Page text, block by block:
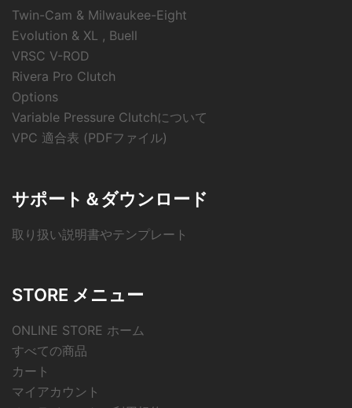
Twin-Cam & Milwaukee-Eight
Evolution & XL , Buell
VRSC V-ROD
Rivera Pro Clutch
Options
Variable Pressure Clutchについて
VPC 適合表 (PDFファイル)
サポート＆ダウンロード
取り扱い説明書やテンプレート
STORE メニュー
ONLINE STORE ホーム
すべての商品
カート
マイアカウント